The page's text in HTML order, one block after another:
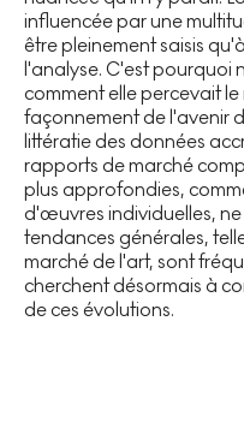
influencée par une
être pleinement saisis
l'analyse. C'est pourquoi
comment elle percevait
façonnement de l'avenir
littératie des données
rapports de marché
plus approfondies,
d'œuvres individuelles, ne
tendances générales,
marché de l'art, sont
cherchent désormais à
de ces évolutions.